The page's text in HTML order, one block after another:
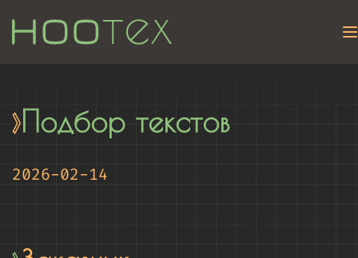
Подбор текстов
2026-02-14